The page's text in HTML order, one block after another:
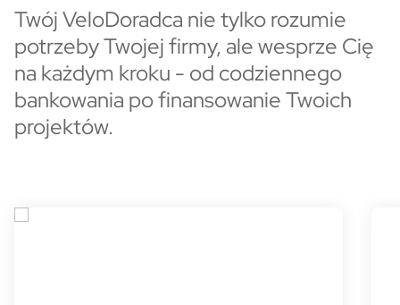
Twój VeloDoradca nie tylko rozumie
potrzeby Twojej firmy, ale wesprze Cię
na każdym kroku - od codziennego
bankowania po finansowanie Twoich
projektów.
[MŚP] Strona główna - Rotator